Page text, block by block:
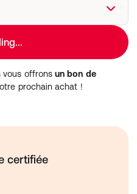
vous offronsun bon de
prochain achat !
certifiée